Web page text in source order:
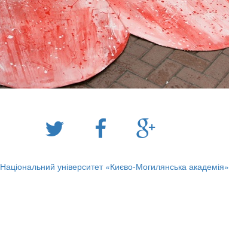
Національний університет «Києво-Могилянська академія»